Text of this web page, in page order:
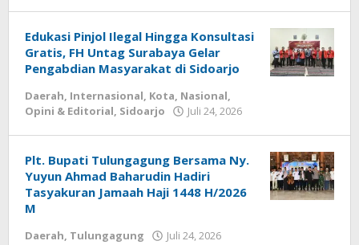
Edukasi Pinjol Ilegal Hingga Konsultasi
Gratis, FH Untag Surabaya Gelar
Pengabdian Masyarakat di Sidoarjo
Daerah, Internasional, Kota, Nasional,
Opini & Editorial, Sidoarjo Juli 24, 2026
Plt. Bupati Tulungagung Bersama Ny.
Yuyun Ahmad Baharudin Hadiri
Tasyakuran Jamaah Haji 1448 H/2026
M
Daerah, Tulungagung Juli 24, 2026